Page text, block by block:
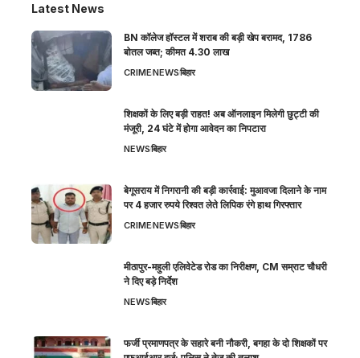
Latest News
BN कॉलेज हॉस्टल में शराब की बड़ी खेप बरामद, 1786
बोतल जब्त; कीमत 4.30 लाख
CRIMENEWSबिहार
शिक्षकों के लिए बड़ी राहत! अब ऑनलाइन मिलेगी छुट्टी की
मंजूरी, 24 घंटे में होगा आवेदन का निपटारा
NEWSबिहार
बेगूसराय में निगरानी की बड़ी कार्रवाई: मुआवजा दिलाने के नाम
पर 4 हजार रुपये रिश्वत लेते लिपिक रंगे हाथ गिरफ्तार
CRIMENEWSबिहार
मीठापुर-महुली एलिवेटेड रोड का निरीक्षण, CM सम्राट चौधरी
ने दिए बड़े निर्देश
NEWSबिहार
फर्जी प्रमाणपत्र के सहारे बनी नौकरी, बगहा के दो शिक्षकों पर